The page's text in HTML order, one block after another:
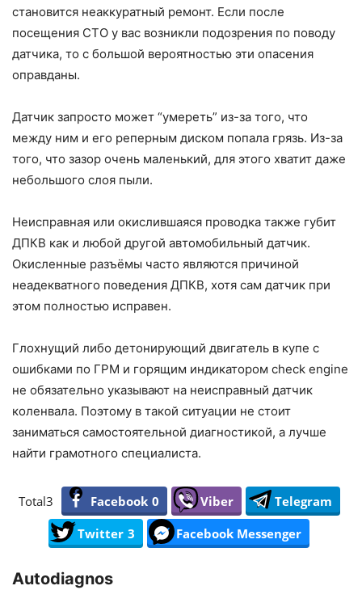
становится неаккуратный ремонт. Если после
посещения СТО у вас возникли подозрения по поводу
датчика, то с большой вероятностью эти опасения
оправданы.
Датчик запросто может “умереть” из-за того, что
между ним и его реперным диском попала грязь. Из-за
того, что зазор очень маленький, для этого хватит даже
небольшого слоя пыли.
Неисправная или окислившаяся проводка также губит
ДПКВ как и любой другой автомобильный датчик.
Окисленные разъёмы часто являются причиной
неадекватного поведения ДПКВ, хотя сам датчик при
этом полностью исправен.
Глохнущий либо детонирующий двигатель в купе с
ошибками по ГРМ и горящим индикатором check engine
не обязательно указывают на неисправный датчик
коленвала. Поэтому в такой ситуации не стоит
заниматься самостоятельной диагностикой, а лучше
найти грамотного специалиста.
Total3 Facebook 0 Viber
Telegram
Twitter 3 Facebook Messenger
Autodiagnos